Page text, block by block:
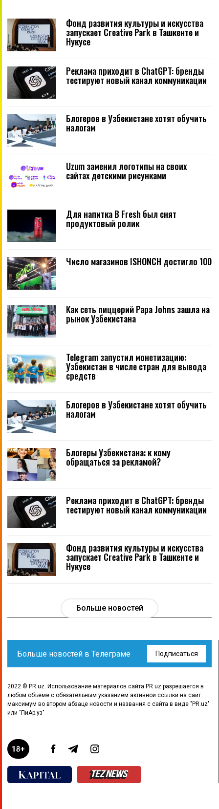
Фонд развития культуры и искусства
запускает Creative Park в Ташкенте и
Нукусе
Реклама приходит в ChatGPT: бренды
тестируют новый канал коммуникации
Блогеров в Узбекистане хотят обучить
налогам
Uzum заменил логотипы на своих
сайтах детскими рисунками
Для напитка B Fresh был снят
продуктовый ролик
Число магазинов ISHONCH достигло 100
Как сеть пиццерий Papa Johns зашла на
рынок Узбекистана
Telegram запустил монетизацию:
Узбекистан в числе стран для вывода
средств
Блогеров в Узбекистане хотят обучить
налогам
Блогеры Узбекистана: к кому
обращаться за рекламой?
Реклама приходит в ChatGPT: бренды
тестируют новый канал коммуникации
Фонд развития культуры и искусства
запускает Creative Park в Ташкенте и
Нукусе
Больше новостей
Больше новостей в Телеграме Подписаться
2022 © PR.uz. Использование материалов сайта PR.uz разрешается в
любом объеме с обязательным указанием активной ссылки на сайт
максимум во втором абзаце новости и названия с сайта в виде "PR.uz"
или "ПиАр.уз"